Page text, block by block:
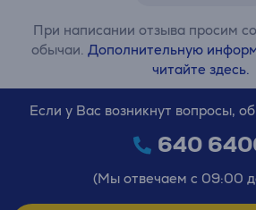
При написании отзыва просим
обычаи. Дополнительную
читайте здесь.
Если у Вас возникнут вопросы,
640
(Мы отвечаем с 09:00